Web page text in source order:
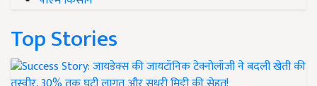
Top Stories